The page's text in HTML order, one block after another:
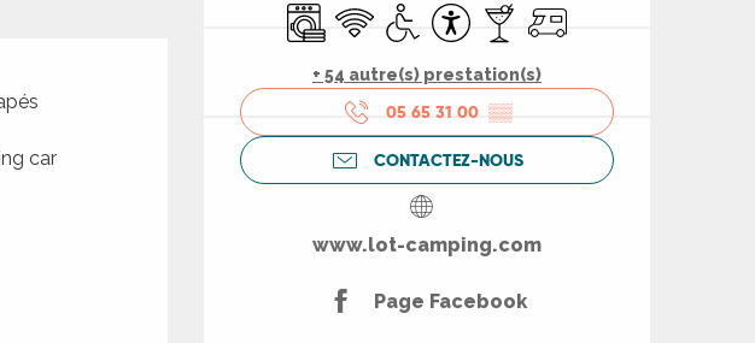
Lave linge
WiFi Accès handicapés
AccessibilitéBar / Buvette
Accueil camping car
+ 54 autre(s) prestation(s)
05 65 31 00 ▒▒
CONTACTEZ-NOUS
www.lot-camping.com
Page Facebook
car